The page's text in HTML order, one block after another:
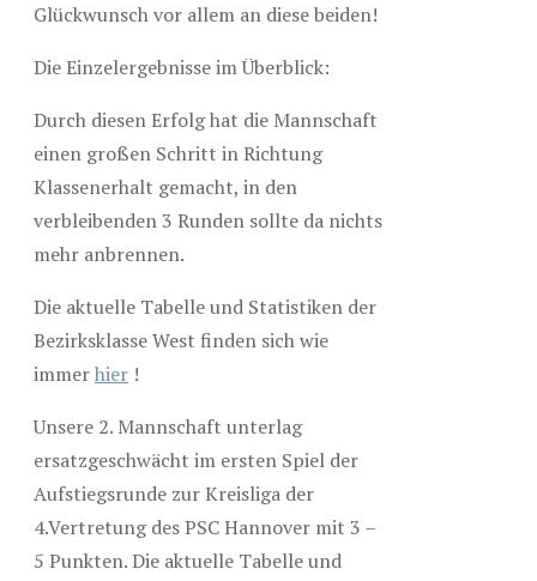
Glückwunsch vor allem an diese beiden!
Die Einzelergebnisse im Überblick:
Durch diesen Erfolg hat die Mannschaft
einen großen Schritt in Richtung
Klassenerhalt gemacht, in den
verbleibenden 3 Runden sollte da nichts
mehr anbrennen.
Die aktuelle Tabelle und Statistiken der
Bezirksklasse West finden sich wie
immerhier !
Unsere 2. Mannschaft unterlag
ersatzgeschwächt im ersten Spiel der
Aufstiegsrunde zur Kreisliga der
4.Vertretung des PSC Hannover mit 3 –
5 Punkten. Die aktuelle Tabelle und